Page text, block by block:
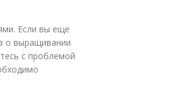
Если вы еще
о выращивании
с проблемой